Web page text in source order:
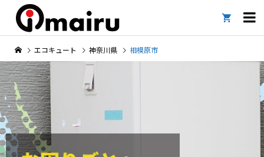

エコキュート 神奈川県 相模原市